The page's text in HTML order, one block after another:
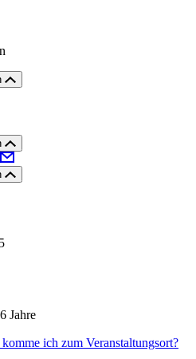
Jahre
ich zum Veranstaltungsort?